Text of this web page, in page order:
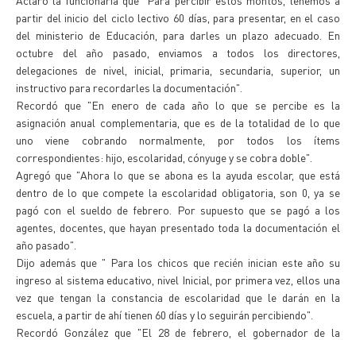
partir del inicio del ciclo lectivo 60 días, para presentar, en el caso
del ministerio de Educación, para darles un plazo adecuado. En
octubre del año pasado, enviamos a todos los directores,
delegaciones de nivel, inicial, primaria, secundaria, superior, un
instructivo para recordarles la documentación".
Recordó que "En enero de cada año lo que se percibe es la
asignación anual complementaria, que es de la totalidad de lo que
uno viene cobrando normalmente, por todos los ítems
correspondientes: hijo, escolaridad, cónyuge y se cobra doble".
Agregó que "Ahora lo que se abona es la ayuda escolar, que está
dentro de lo que compete la escolaridad obligatoria, son 0, ya se
pagó con el sueldo de febrero. Por supuesto que se pagó a los
agentes, docentes, que hayan presentado toda la documentación el
año pasado".
Dijo además que " Para los chicos que recién inician este año su
ingreso al sistema educativo, nivel Inicial, por primera vez, ellos una
vez que tengan la constancia de escolaridad que le darán en la
escuela, a partir de ahí tienen 60 días y lo seguirán percibiendo".
Recordó González que "El 28 de febrero, el gobernador de la